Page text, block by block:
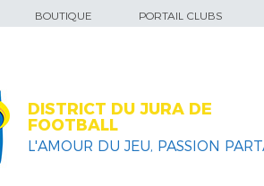
BOUTIQUE PORTAIL CLUBS
DISTRICT DU JURA DE
FOOTBALL
L'AMOUR DU JEU, PASSION